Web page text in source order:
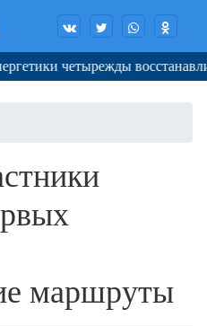
четырежды
маршруты